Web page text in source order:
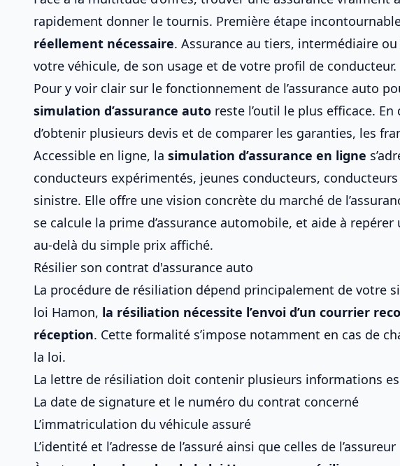
rapidement donner le tournis. Première étape
réellement nécessaire. Assurance au tiers, intermédiaire
votre véhicule, de son usage et de votre profil de conducteur.
Pour y voir clair sur le fonctionnement de l’assurance auto
simulation d’assurance auto reste l’outil le plus efficace.
d’obtenir plusieurs devis et de comparer les garanties, les
Accessible en ligne, la simulation d’assurance en ligne
conducteurs expérimentés, jeunes conducteurs,
sinistre. Elle offre une vision concrète du marché de
se calcule la prime d’assurance automobile, et aide à
au-delà du simple prix affiché.
Résilier son contrat d'assurance auto
La procédure de résiliation dépend principalement de votre
loi Hamon, la résiliation nécessite l’envoi d’un courrier
réception. Cette formalité s’impose notamment en cas de
la loi.
La lettre de résiliation doit contenir plusieurs informations
La date de signature et le numéro du contrat concerné
L’immatriculation du véhicule assuré
L’identité et l’adresse de l’assuré ainsi que celles de l’assureur